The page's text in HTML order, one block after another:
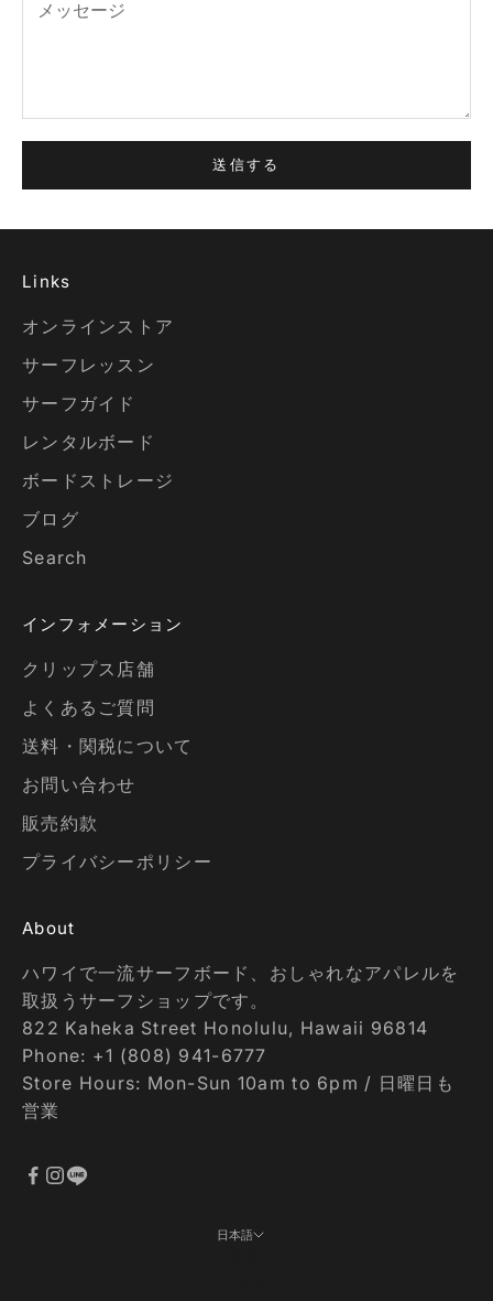
送信する
Links
オンラインストア
サーフレッスン
サーフガイド
レンタルボード
ボードストレージ
ブログ
Search
インフォメーション
クリップス店舗
よくあるご質問
送料・関税について
お問い合わせ
販売約款
プライバシーポリシー
About
ハワイで一流サーフボード、おしゃれなアパレルを
取扱うサーフショップです。
822 Kaheka Street Honolulu, Hawaii 96814
Phone: +1 (808) 941-6777
Store Hours: Mon-Sun 10am to 6pm / 日曜日も
営業
日本語